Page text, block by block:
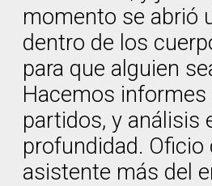
momento se abrió
dentro de los
para que alguien
Hacemos informes
partidos, y análisis
profundidad. Oficio
asistente más del